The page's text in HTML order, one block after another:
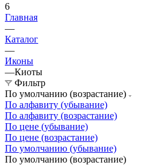
6
Главная
—
Каталог
—
Иконы
—Киоты
Фильтр
По умолчанию (возрастание)
По алфавиту (убывание)
По алфавиту (возрастание)
По цене (убывание)
По цене (возрастание)
По умолчанию (убывание)
По умолчанию (возрастание)